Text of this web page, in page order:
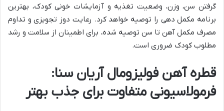
گرفتن سن، وزن، وضعیت تغذیه و آزمایشات خونی کودک، بهترین
برنامه مکمل دهی را توصیه خواهد کرد. رعایت دوز تجویزی و تداوم
مصرف مکمل آهن تا سن توصیه شده، برای اطمینان از سلامت و رشد
مطلوب کودک ضروری است.
قطره آهن فولیزومال آریان سنا:
فرمولاسیونی متفاوت برای جذب بهتر